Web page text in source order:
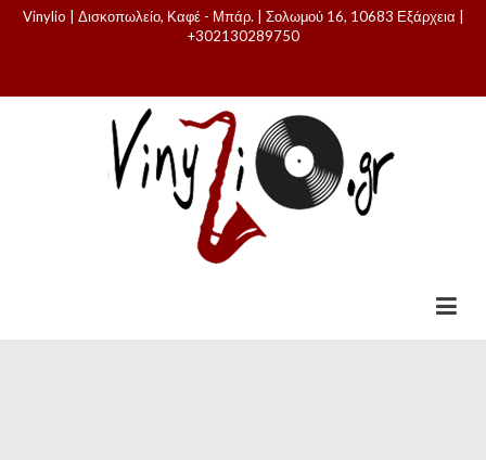
Vinylio | Δισκοπωλείο, Καφέ - Μπάρ. | Σολωμού 16, 10683 Εξάρχεια |
+302130289750